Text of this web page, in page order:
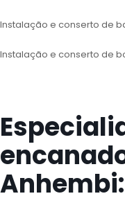
Instalação e conserto de
Instalação e conserto de
Anhembi: